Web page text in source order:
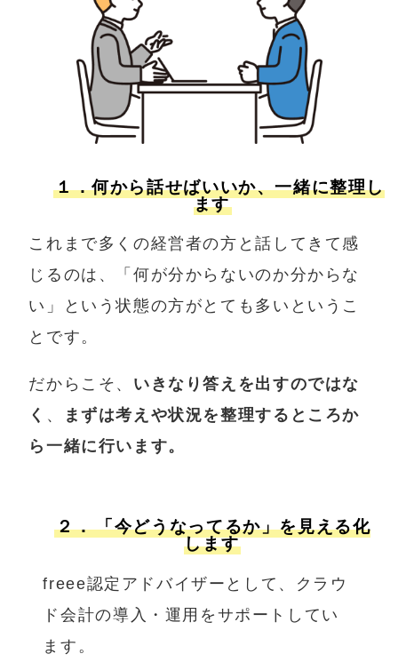
➀１．何から話せばいいか、一緒に整理し
ます
これまで多くの経営者の方と話してきて感
じるのは、「何が分からないのか分からな
い」という状態の方がとても多いというこ
とです。
だからこそ、 いきなり答えを出すのではな
く 、
まずは考えや状況を整理するところか
ら一緒に行います。
２．「今どうなってるか」を見える化
します
freee認定アドバイザーとして、クラウ
ド会計の導入・運用をサポートしてい
ます。